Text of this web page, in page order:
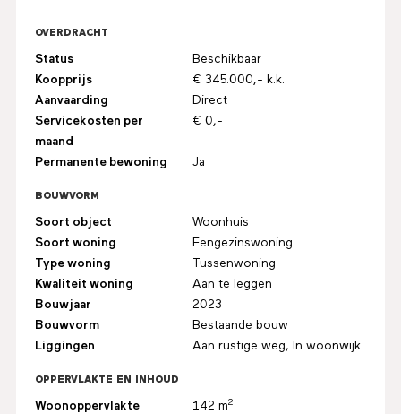
OVERDRACHT
Status
Beschikbaar
Koopprijs
€ 345.000,- k.k.
Aanvaarding
Direct
Servicekosten per
maand
€ 0,-
Permanente bewoning Ja
BOUWVORM
Soort object
Woonhuis
Soort woning
Eengezinswoning
Type woning
Tussenwoning
Kwaliteit woning
Aan te leggen
Bouwjaar
2023
Bouwvorm
Bestaande bouw
Liggingen
Aan rustige weg, In woonwijk
OPPERVLAKTE EN INHOUD
Woonoppervlakte 142 m2